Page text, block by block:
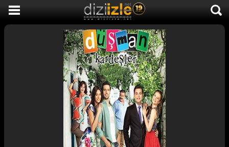
SON EKLENEN DİZİLER